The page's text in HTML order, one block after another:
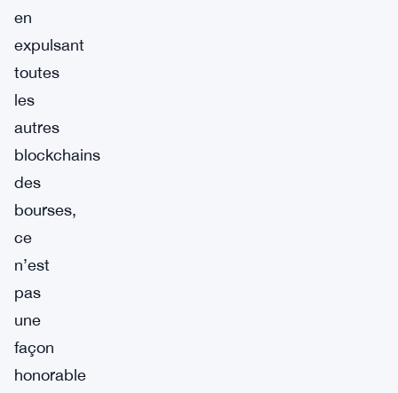
en
expulsant
toutes
les
autres
blockchains
des
bourses,
ce
n’est
pas
une
façon
honorable